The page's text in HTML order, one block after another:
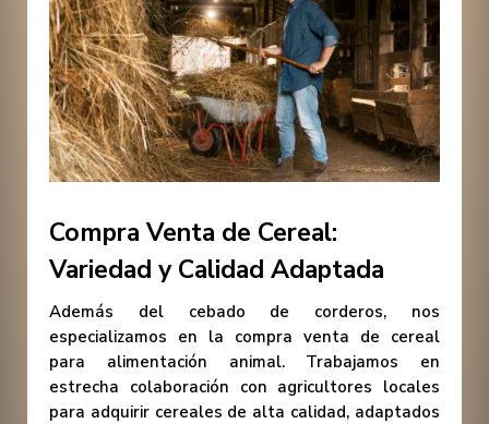
Compra Venta de Cereal:
Variedad y Calidad Adaptada
Además del cebado de corderos, nos
especializamos en la compra venta de cereal
para alimentación animal. Trabajamos en
estrecha colaboración con agricultores locales
para adquirir cereales de alta calidad, adaptados